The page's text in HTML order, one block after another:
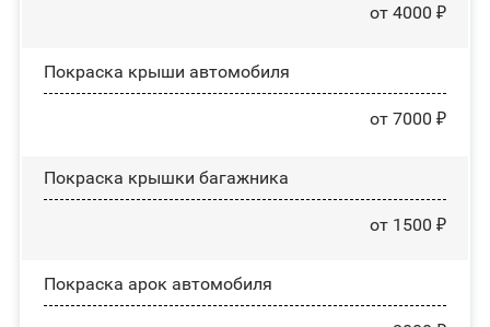
от 4000 ₽
Покраска крыши автомобиля
от 7000 ₽
Покраска крышки багажника
от 1500 ₽
Покраска арок автомобиля